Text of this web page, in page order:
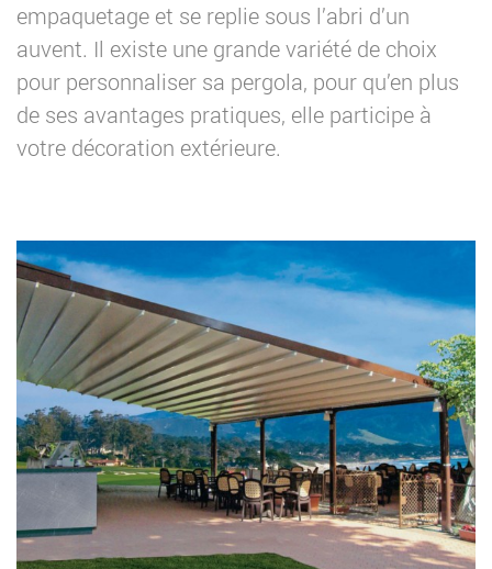
empaquetage et se replie sous l’abri d’un
auvent. Il existe une grande variété de choix
pour personnaliser sa pergola, pour qu’en plus
de ses avantages pratiques, elle participe à
votre décoration extérieure.